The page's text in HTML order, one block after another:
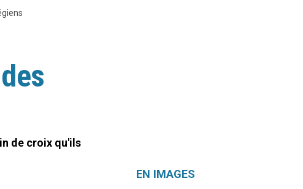
Navigation
EN IMAGES
de croix qu'ils